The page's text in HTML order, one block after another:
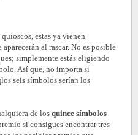
estas ya vienen
al rascar. No es posible
simplemente estás eligiendo
Así que, no importa si
seis símbolos serían los
de los quince símbolos
si consigues encontrar tres